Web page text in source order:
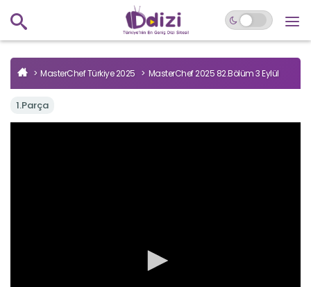
MasterChef Türkiye 2025 MasterChef 2025 82.Bölüm 3 Eylül
1.Parça